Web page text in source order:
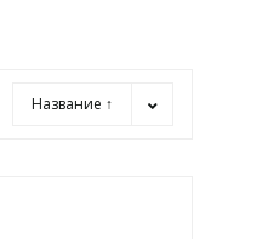
Название ↑